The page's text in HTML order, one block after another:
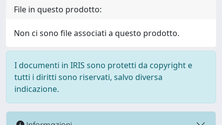
File in questo prodotto:
Non ci sono file associati a questo prodotto.
I documenti in IRIS sono protetti da copyright e
tutti i diritti sono riservati, salvo diversa
indicazione.